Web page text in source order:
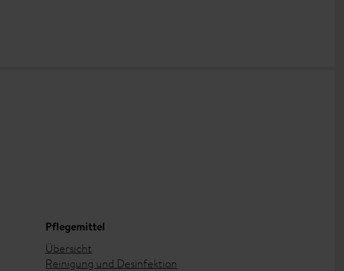
Pflegemittel
Übersicht
Reinigung und Desinfektion